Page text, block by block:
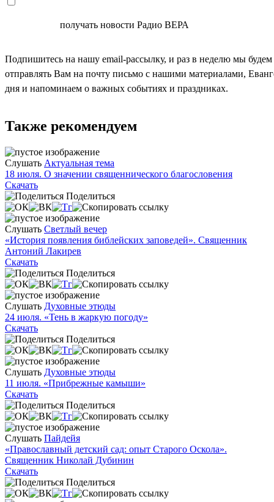
получать новости Радио ВЕРА
Подпишитесь на нашу email-рассылку, и раз в неделю мы будем
отправлять Вам на почту письмо с нашими материалами,
дня и напоминаем о важных событиях и праздниках.
Также рекомендуем
Слушать Актуальная тема
18 июля. О значении священнического благословения
Скачать
Поделиться
Слушать Светлый вечер
«История появления библейских заповедей». Священник
Антоний Лакирев
Скачать
Поделиться
Слушать Духовные этюды
24 июля. «Тень в жаркую погоду»
Скачать
Поделиться
Слушать Духовные этюды
11 июля. «Прибрежные камыши»
Скачать
Поделиться
Слушать Пайдейя
«Православный детский сад: опыт Старого Оскола».
Священник Николай Дубинин
Скачать
Поделиться